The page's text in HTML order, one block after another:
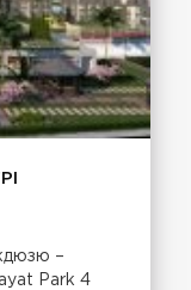
–
Park 4